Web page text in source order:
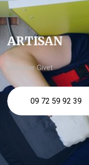
ARTISAN
plombier Givet
09 72 59 92 39